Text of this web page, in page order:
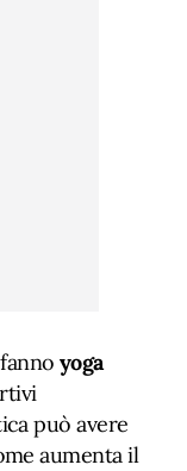
yoga
può avere
aumenta il